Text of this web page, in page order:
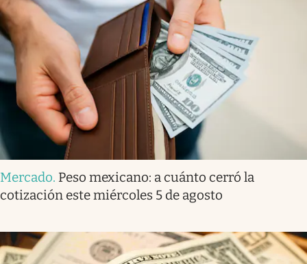
Mercado. Peso mexicano: a cuánto cerró la
cotización este miércoles 5 de agosto